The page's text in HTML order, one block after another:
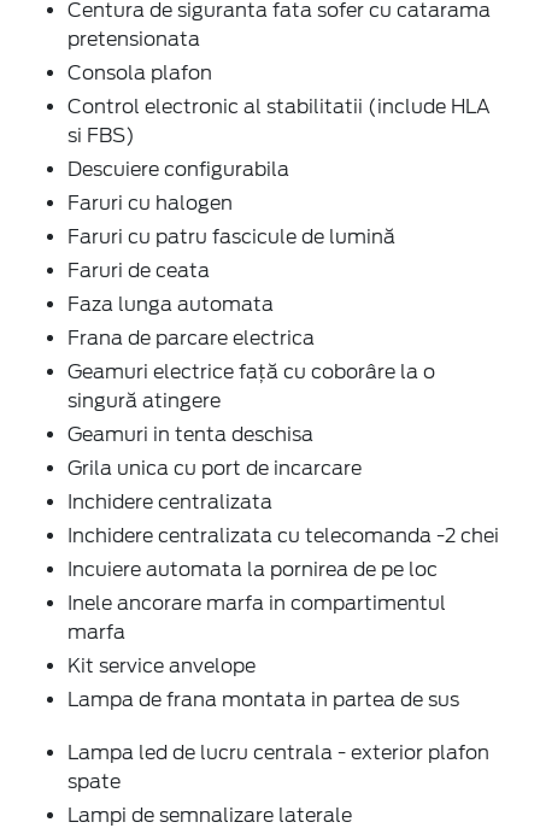
Centura de siguranta fata sofer cu catarama
pretensionata
Consola plafon
Control electronic al stabilitatii (include HLA
si FBS)
Descuiere configurabila
Faruri cu halogen
Faruri cu patru fascicule de lumină
Faruri de ceata
Faza lunga automata
Frana de parcare electrica
Geamuri electrice faţă cu coborâre la o
singură atingere
Geamuri in tenta deschisa
Grila unica cu port de incarcare
Inchidere centralizata
Inchidere centralizata cu telecomanda -2 chei
Incuiere automata la pornirea de pe loc
Inele ancorare marfa in compartimentul
marfa
Kit service anvelope
Lampa de frana montata in partea de sus
Lampa led de lucru centrala - exterior plafon
spate
Lampi de semnalizare laterale